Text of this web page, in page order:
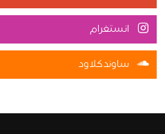
انستغرام
ساوندكلاود